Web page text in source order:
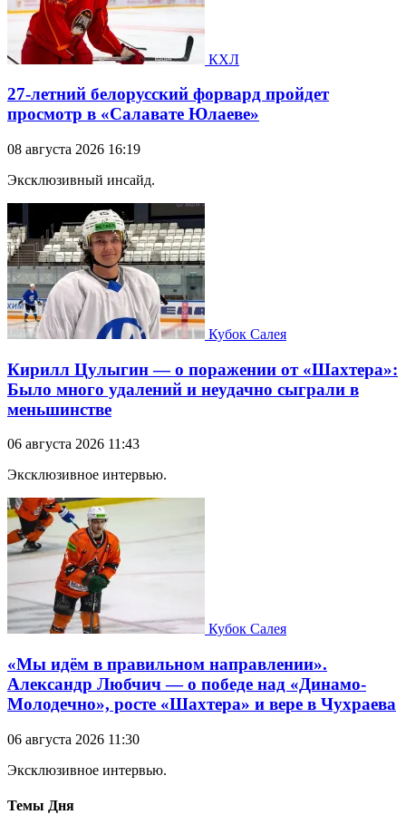
КХЛ
27-летний белорусский форвард пройдет
просмотр в «Салавате Юлаеве»
08 августа 2026 16:19
Эксклюзивный инсайд.
Кубок Салея
Кирилл Цулыгин — о поражении от «Шахтера»:
Было много удалений и неудачно сыграли в
меньшинстве
06 августа 2026 11:43
Эксклюзивное интервью.
Кубок Салея
«Мы идём в правильном направлении».
Александр Любчич — о победе над «Динамо-
Молодечно», росте «Шахтера» и вере в Чухраева
06 августа 2026 11:30
Эксклюзивное интервью.
Темы Дня